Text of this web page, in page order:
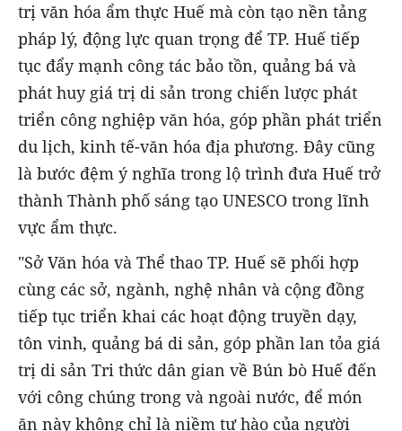
trị văn hóa ẩm thực Huế mà còn tạo nền tảng
pháp lý, động lực quan trọng để TP. Huế tiếp
tục đẩy mạnh công tác bảo tồn, quảng bá và
phát huy giá trị di sản trong chiến lược phát
triển công nghiệp văn hóa, góp phần phát triển
du lịch, kinh tế-văn hóa địa phương. Đây cũng
là bước đệm ý nghĩa trong lộ trình đưa Huế trở
thành Thành phố sáng tạo UNESCO trong lĩnh
vực ẩm thực.
"Sở Văn hóa và Thể thao TP. Huế sẽ phối hợp
cùng các sở, ngành, nghệ nhân và cộng đồng
tiếp tục triển khai các hoạt động truyền dạy,
tôn vinh, quảng bá di sản, góp phần lan tỏa giá
trị di sản Tri thức dân gian về Bún bò Huế đến
với công chúng trong và ngoài nước, để món
ăn này không chỉ là niềm tự hào của người